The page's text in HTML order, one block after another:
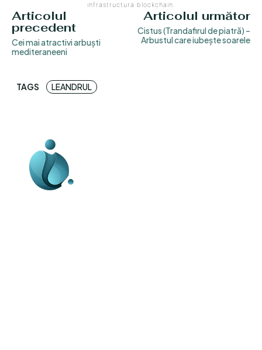
infrastructura blockchain.
Articolul
precedent
Cei mai atractivi arbuști
mediteraneeni
Articolul următor
Cistus (Trandafirul de piatră) –
Arbustul care iubește soarele
TAGS LEANDRUL